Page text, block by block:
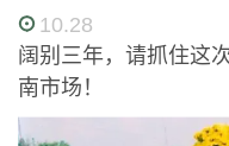
10.28
阔别三年，请抓住这
南市场！